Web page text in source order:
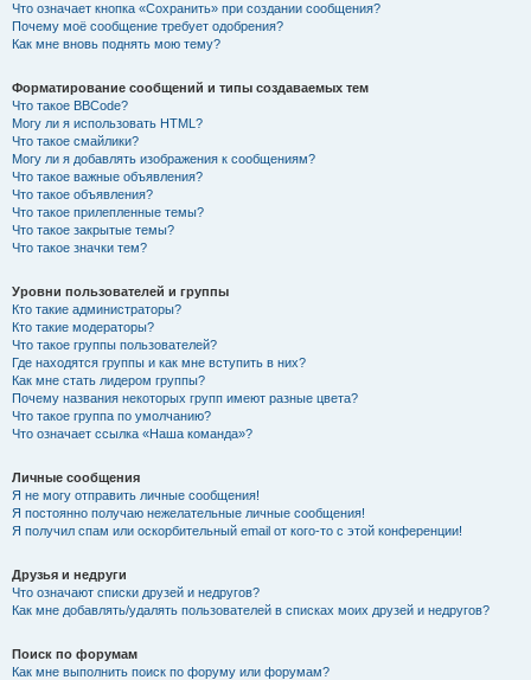
Что означает кнопка «Сохранить» при создании сообщения?
Почему моё сообщение требует одобрения?
Как мне вновь поднять мою тему?
Форматирование сообщений и типы создаваемых тем
Что такое BBCode?
Могу ли я использовать HTML?
Что такое смайлики?
Могу ли я добавлять изображения к сообщениям?
Что такое важные объявления?
Что такое объявления?
Что такое прилепленные темы?
Что такое закрытые темы?
Что такое значки тем?
Уровни пользователей и группы
Кто такие администраторы?
Кто такие модераторы?
Что такое группы пользователей?
Где находятся группы и как мне вступить в них?
Как мне стать лидером группы?
Почему названия некоторых групп имеют разные цвета?
Что такое группа по умолчанию?
Что означает ссылка «Наша команда»?
Личные сообщения
Я не могу отправить личные сообщения!
Я постоянно получаю нежелательные личные сообщения!
Я получил спам или оскорбительный email от кого-то с этой конференции!
Друзья и недруги
Что означают списки друзей и недругов?
Как мне добавлять/удалять пользователей в списках моих друзей и недругов?
Поиск по форумам
Как мне выполнить поиск по форуму или форумам?